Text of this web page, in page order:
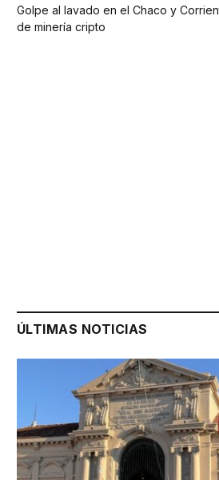
Golpe al lavado en el Chaco y
de minería cripto
ÚLTIMAS NOTICIAS